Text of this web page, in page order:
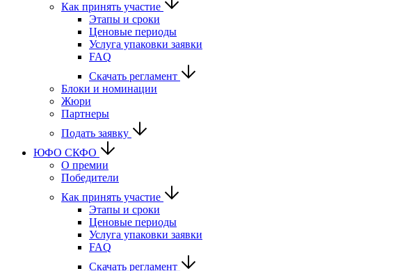
Как принять участие
Этапы и сроки
Ценовые периоды
Услуга упаковки заявки
FAQ
Скачать регламент
Блоки и номинации
Жюри
Партнеры
Подать заявку
ЮФО СКФО
О премии
Победители
Как принять участие
Этапы и сроки
Ценовые периоды
Услуга упаковки заявки
FAQ
Скачать регламент